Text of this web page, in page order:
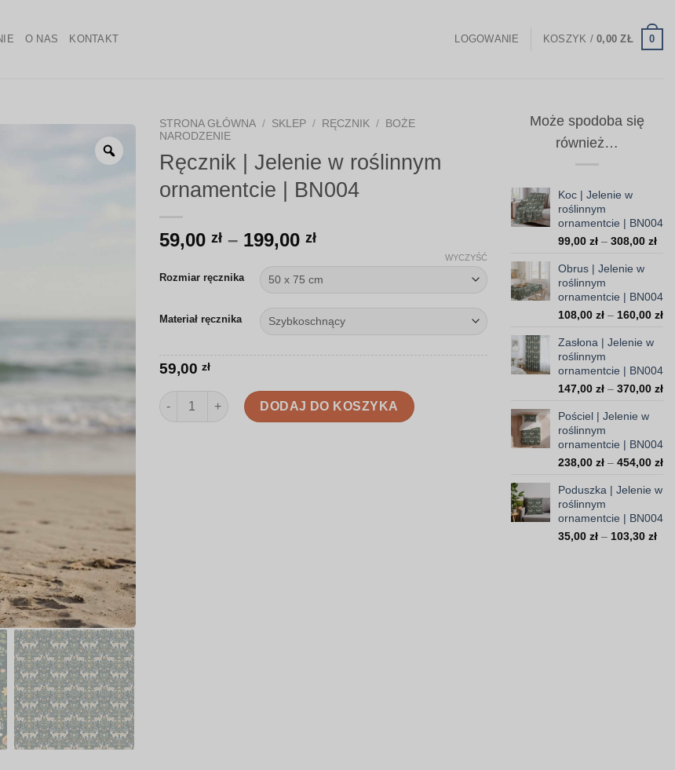
O NAS KONTAKT LOGOWANIE KOSZYK /0,00ZŁ 0
Zoom
STRONA GŁÓWNA / SKLEP / RĘCZNIK /
BOŻE
NARODZENIE
Ręcznik | Jelenie w roślinnym
ornamentcie | BN004
59,00 zł – 199,00 złZakres
od
59,00 zł
do
199,00 zł
Rozmiar ręcznika
Materiał ręcznika
WYCZYŚĆ
59,00 zł
ilość Ręcznik | Jelenie w roślinnym ornamentcie | BN004
DODAJ DO KOSZYKA
Może spodoba się
również…
Koc | Jelenie w
roślinnym
ornamentcie | BN004
99,00 zł – 308,00 zł
do
Obrus | Jelenie w
roślinnym
ornamentcie | BN004
108,00 zł – 160,00 zł
do
Zasłona | Jelenie w
roślinnym
ornamentcie | BN004
147,00 zł – 370,00 zł
do
Pościel | Jelenie w
roślinnym
ornamentcie | BN004
238,00 zł – 454,00 zł
do
Poduszka | Jelenie w
roślinnym
ornamentcie | BN004
35,00 zł – 103,30 zł